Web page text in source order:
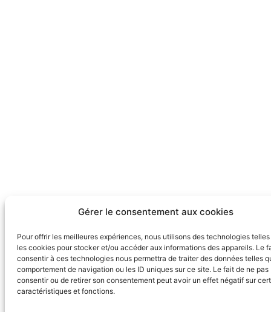
Gérer le consentement aux cookies
Pour offrir les meilleures expériences, nous utilisons des technologies
les cookies pour stocker et/ou accéder aux informations des appareils. Le
consentir à ces technologies nous permettra de traiter des données telles
comportement de navigation ou les ID uniques sur ce site. Le fait de ne pas
consentir ou de retirer son consentement peut avoir un effet négatif sur
caractéristiques et fonctions.